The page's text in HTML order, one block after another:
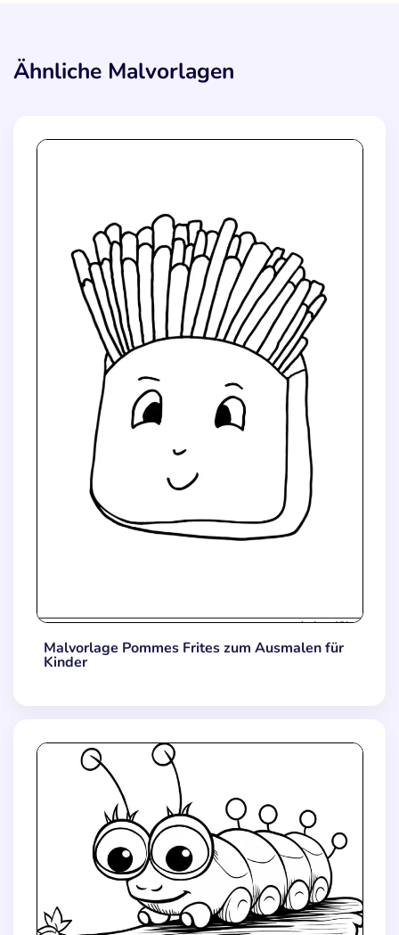
Ähnliche Malvorlagen
Malvorlage Pommes Frites zum Ausmalen für
Kinder